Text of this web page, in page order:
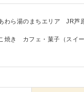
わら湯のまちエリア JR芦
焼き カフェ・菓子（スイー